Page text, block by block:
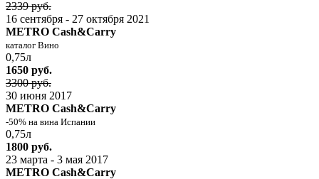
2339 руб.
16 сентября - 27 октября 2021
METRO Cash&Carry
каталог Вино
0,75л
1650 руб.
3300 руб.
30 июня 2017
METRO Cash&Carry
-50% на вина Испании
0,75л
1800 руб.
23 марта - 3 мая 2017
METRO Cash&Carry